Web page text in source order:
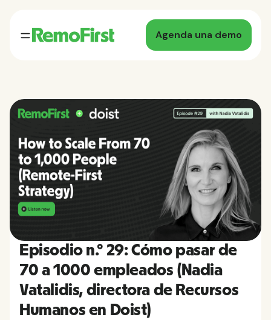
Agenda una demo
Episodio n.º 29: Cómo pasar de
70 a 1000 empleados (Nadia
Vatalidis, directora de Recursos
Humanos en Doist)